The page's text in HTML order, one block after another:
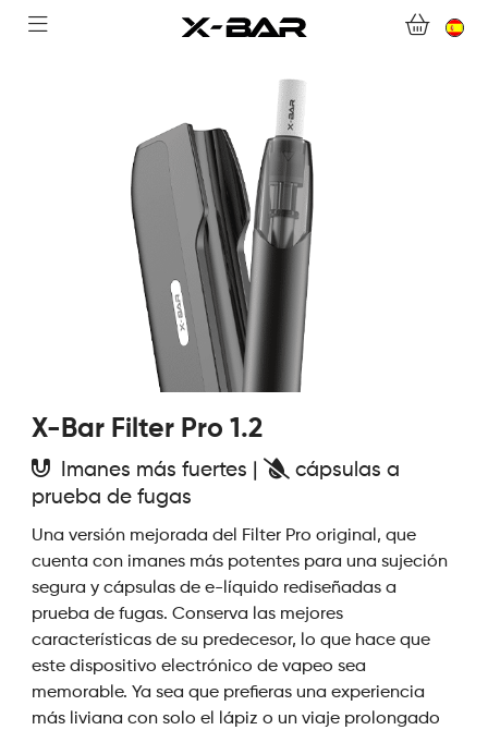
BIENVENIDO A X-BAR.CO
ABONNEMENTS
COLLECTIONS
CONTACTA CON NOSOTROS
PREGUNTAS MÁS FRECUENTES
CONVIÉRTASE EN UN MAYORISTA DE X-BAR
MI CUENTA
X-Bar Filter Pro 1.2
Imanes más fuertes |
cápsulas a
prueba de fugas
Una versión mejorada del Filter Pro original, que
cuenta con imanes más potentes para una sujeción
segura y cápsulas de e-líquido rediseñadas a
prueba de fugas. Conserva las mejores
características de su predecesor, lo que hace que
este dispositivo electrónico de vapeo sea
memorable. Ya sea que prefieras una experiencia
más liviana con solo el lápiz o un viaje prolongado